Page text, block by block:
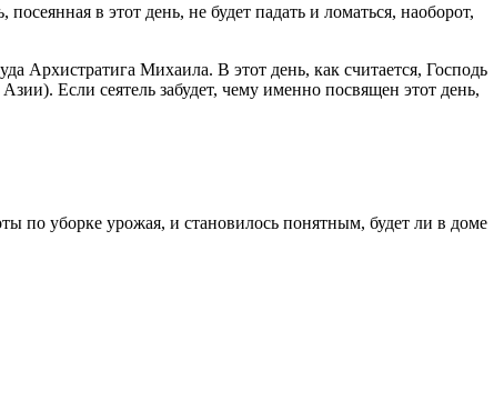
в этот день, не будет падать и ломаться, наоборот,
Архистратига Михаила. В этот день, как считается, Господь
Если сеятель забудет, чему именно посвящен этот день,
по уборке урожая, и становилось понятным, будет ли в доме